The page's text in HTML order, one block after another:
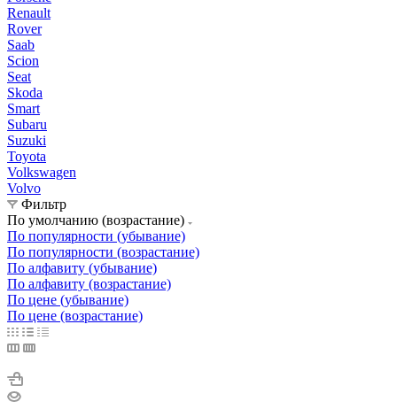
Renault
Rover
Saab
Scion
Seat
Skoda
Smart
Subaru
Suzuki
Toyota
Volkswagen
Volvo
Фильтр
По умолчанию (возрастание)
По популярности (убывание)
По популярности (возрастание)
По алфавиту (убывание)
По алфавиту (возрастание)
По цене (убывание)
По цене (возрастание)